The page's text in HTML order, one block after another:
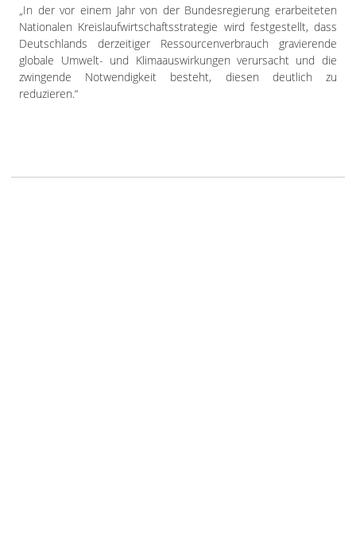
„In der vor einem Jahr von der Bundesregierung erarbeiteten
Nationalen Kreislaufwirtschaftsstrategie wird festgestellt, dass
Deutschlands derzeitiger Ressourcenverbrauch gravierende
globale Umwelt- und Klimaauswirkungen verursacht und die
zwingende Notwendigkeit besteht, diesen deutlich zu
reduzieren.“